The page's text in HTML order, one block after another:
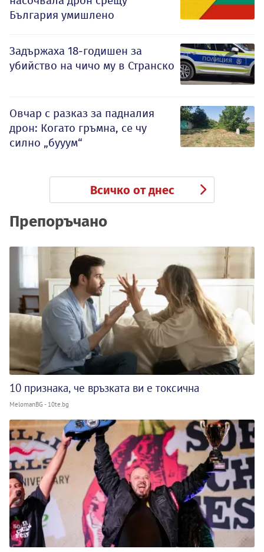
България умишлено
Задържаха 18-годишен за
убийство на чичо му в Странско
Овчар с разказ за падналия
дрон: Когато гръмна, се чу
силно „бууум“
Всичко от днес
Препоръчано
10 признака, че връзката ви е токсична
MelomanBG - 10te.bg